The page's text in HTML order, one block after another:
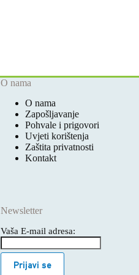
O nama
O nama
Zapošljavanje
Pohvale i prigovori
Uvjeti korištenja
Zaštita privatnosti
Kontakt
Newsletter
Vaša E-mail adresa:
Prijavi se